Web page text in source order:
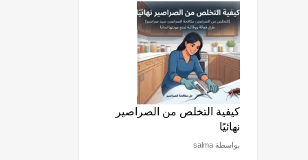
كيفية التخلص من الصراصير
نهائيًا
بواسطة salma